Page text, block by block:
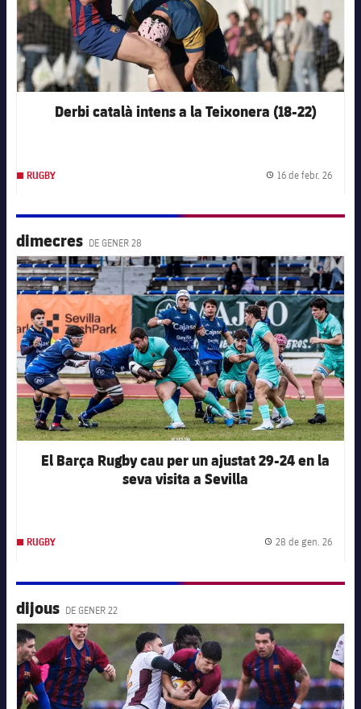
Derbi català intens a la Teixonera (18-22)
RUGBY Data
16 de febr. 26
dimecres DE GENER 28
FC Barcelona club badge
El Barça Rugby cau per un ajustat 29-24 en la
seva visita a Sevilla
RUGBY Data
28 de gen. 26
dijous DE GENER 22
FC Barcelona club badge